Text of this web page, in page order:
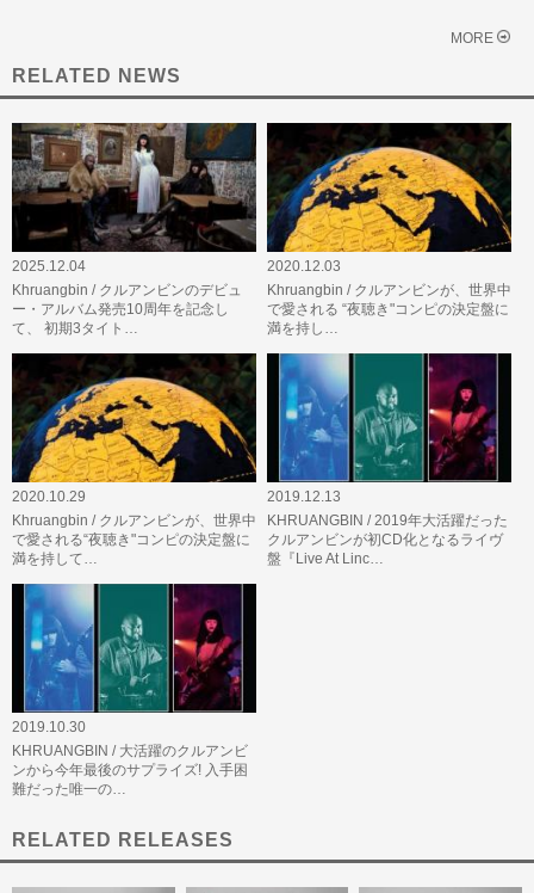
MORE
RELATED NEWS
2025.12.04
Khruangbin / クルアンビンのデビュ
ー・アルバム発売10周年を記念し
て、 初期3タイト…
2020.12.03
Khruangbin / クルアンビンが、世界中
で愛される “夜聴き"コンピの決定盤に
満を持し…
2020.10.29
Khruangbin / クルアンビンが、世界中
で愛される“夜聴き"コンピの決定盤に
満を持して…
2019.12.13
KHRUANGBIN / 2019年大活躍だった
クルアンビンが初CD化となるライヴ
盤『Live At Linc…
2019.10.30
KHRUANGBIN / 大活躍のクルアンビ
ンから今年最後のサプライズ! 入手困
難だった唯一の…
RELATED RELEASES